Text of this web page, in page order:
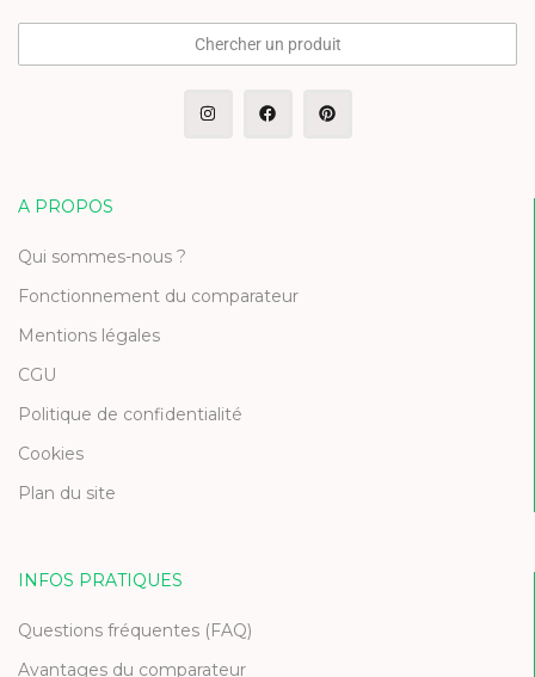
Chercher un produit
A PROPOS
Qui sommes-nous ?
Fonctionnement du comparateur
Mentions légales
CGU
Politique de confidentialité
Cookies
Plan du site
INFOS PRATIQUES
Questions fréquentes (FAQ)
Avantages du comparateur